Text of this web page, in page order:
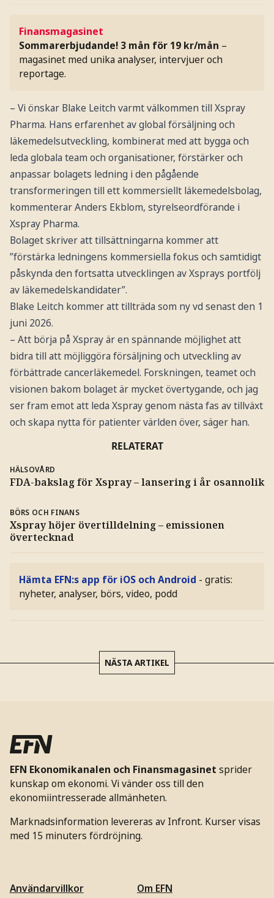
Finansmagasinet
Sommarerbjudande! 3 mån för 19 kr/mån –
magasinet med unika analyser, intervjuer och
reportage.
– Vi önskar Blake Leitch varmt välkommen till Xspray
Pharma. Hans erfarenhet av global försäljning och
läkemedelsutveckling, kombinerat med att bygga och
leda globala team och organisationer, förstärker och
anpassar bolagets ledning i den pågående
transformeringen till ett kommersiellt läkemedelsbolag,
kommenterar Anders Ekblom, styrelseordförande i
Xspray Pharma.
Bolaget skriver att tillsättningarna kommer att
”förstärka ledningens kommersiella fokus och samtidigt
påskynda den fortsatta utvecklingen av Xsprays portfölj
av läkemedelskandidater”.
Blake Leitch kommer att tillträda som ny vd senast den 1
juni 2026.
– Att börja på Xspray är en spännande möjlighet att
bidra till att möjliggöra försäljning och utveckling av
förbättrade cancerläkemedel. Forskningen, teamet och
visionen bakom bolaget är mycket övertygande, och jag
ser fram emot att leda Xspray genom nästa fas av tillväxt
och skapa nytta för patienter världen över, säger han.
RELATERAT
HÄLSOVÅRD
FDA-bakslag för Xspray – lansering i år osannolik
BÖRS OCH FINANS
Xspray höjer övertilldelning – emissionen
övertecknad
Hämta EFN:s app för iOS och Android - gratis:
nyheter, analyser, börs, video, podd
NÄSTA ARTIKEL
EFN Ekonomikanalen och Finansmagasinet sprider
kunskap om ekonomi. Vi vänder oss till den
ekonomiintresserade allmänheten.
Marknadsinformation levereras av Infront. Kurser visas
med 15 minuters fördröjning.
Användarvillkor
Om EFN